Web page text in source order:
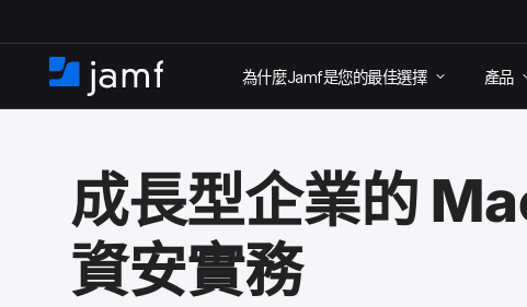
​
至
容
住
家
為​什麼Jamf是​您​的​最佳​選擇 產品
成長型​企業​的
資安​實務